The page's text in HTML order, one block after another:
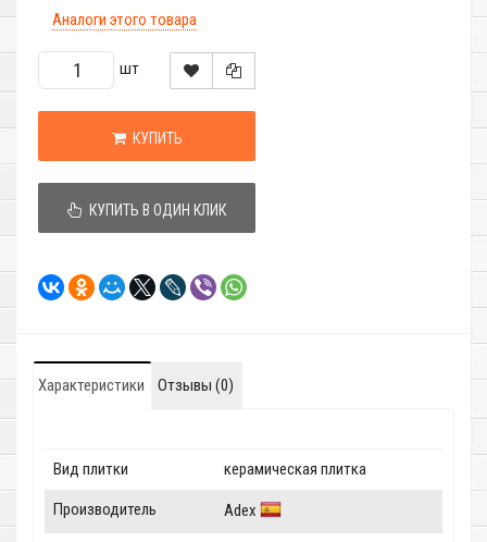
Аналоги этого товара
шт
КУПИТЬ
КУПИТЬ В ОДИН КЛИК
Характеристики Отзывы (0)
Вид плитки керамическая плитка
Производитель Adex